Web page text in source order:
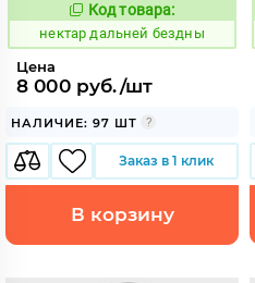
Код:
1128002
Код товара:
нектар дальней бездны
Цена
8 000 руб./шт
НАЛИЧИЕ: 97 ШТ
Заказ в 1 клик
В корзину